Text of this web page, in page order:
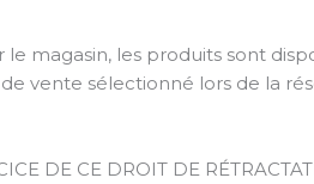
magasin, les produits sont
vente sélectionné lors de la
DE CE DROIT DE